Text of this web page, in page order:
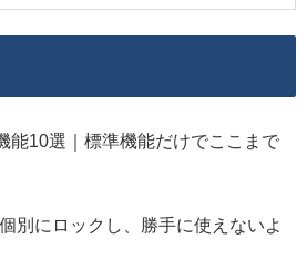
能10選｜標準機能だけでここまで
別にロックし、勝手に使えないよ